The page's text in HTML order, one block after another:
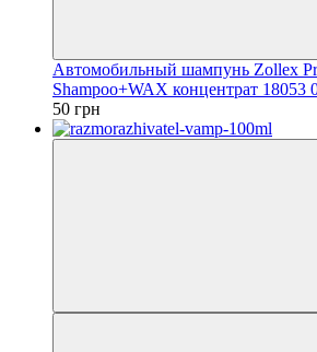
Автомобильный шампунь Zollex
Shampoo+WAX концентрат 18053
50 грн